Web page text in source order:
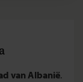
van Albanië.